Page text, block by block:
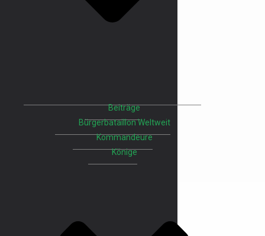
Beiträge
Bürgerbataillon Weltweit
Kommandeure
Könige